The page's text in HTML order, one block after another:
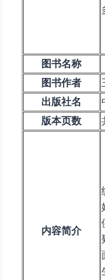
图书名称
图书作者
出版社名
版本页数
内容简介